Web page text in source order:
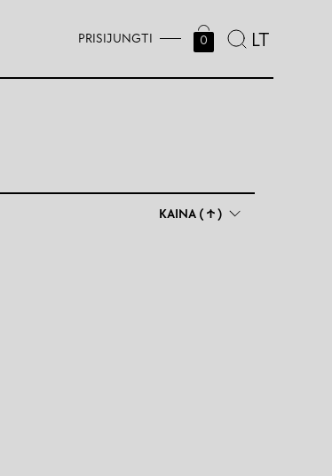
PRISIJUNGTI 0 LT
KAINA (↑)